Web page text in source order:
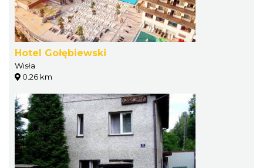
Hotel Gołębiewski
Wisła
0.26 km